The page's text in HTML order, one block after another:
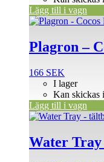
Lägg till i vagn
Plagron –
166 SEK
I lager
Kan skickas
Lägg till i vagn
Water
Den
produkten
har